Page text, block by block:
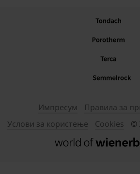
Импресум
Правила за
Услови за користење
Cookies ©